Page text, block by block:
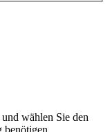
wählen Sie den